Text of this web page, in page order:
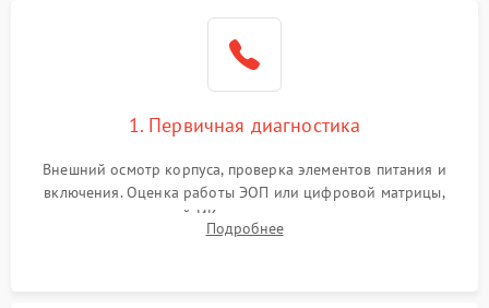
1. Первичная диагностика
Внешний осмотр корпуса, проверка элементов питания и
включения. Оценка работы ЭОП или цифровой матрицы,
проверка встроенной ИК-подсветки и механизма выверки
прицельной сетки. Выявление видимых дефектов оптики и
Подробнее